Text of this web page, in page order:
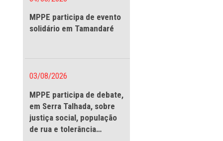
por parte
de 2024, o
para os
e Gravatá
do Estatuto
dos Direitos
04/08/2026
03/08/2026